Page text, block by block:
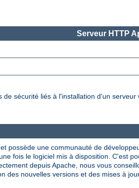
Serveur HTTP
sécurité liés à l'installation d'un
possède une communauté de
fois le logiciel mis à disposition. C'est
depuis Apache, nous vous
des nouvelles versions et des mises à